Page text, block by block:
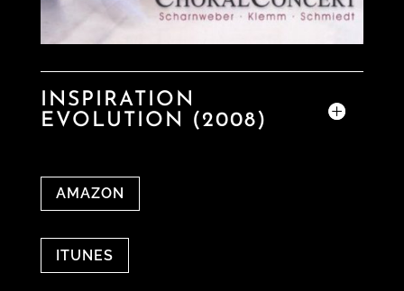
INSPIRATION
EVOLUTION (2008)
AMAZON
ITUNES